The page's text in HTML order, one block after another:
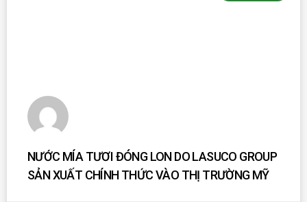
NƯỚC MÍA TƯƠI ĐÓNG LON DO LASUCO GROUP
SẢN XUẤT CHÍNH THỨC VÀO THỊ TRƯỜNG MỸ